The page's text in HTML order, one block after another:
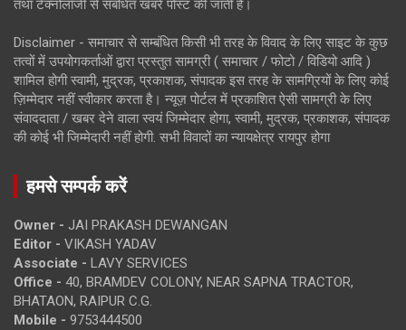
तथा टेक्नोलॉजी से संबंधित खबरें पोस्ट की जाती है।
Disclaimer - समाचार से सम्बंधित किसी भी तरह के विवाद के लिए साइट के कुछ
तत्वों में उपयोगकर्ताओं द्वारा प्रस्तुत सामग्री ( समाचार / फोटो / विडियो आदि )
शामिल होगी स्वामी, मुद्रक, प्रकाशक, संपादक इस तरह के सामग्रियों के लिए कोई
ज़िम्मेदार नहीं स्वीकार करता है। न्यूज़ पोर्टल में प्रकाशित ऐसी सामग्री के लिए
संवाददाता / खबर देने वाला स्वयं जिम्मेदार होगा, स्वामी, मुद्रक, प्रकाशक, संपादक
की कोई भी जिम्मेदारी नहीं होगी. सभी विवादों का न्यायक्षेत्र रायपुर होगा
हमसे सम्पर्क करें
Owner - JAI PRAKASH DEWANGAN
Editor - VIKASH YADAV
Associate - LAVY SERVICES
Office - 40, BRAMDEV COLONY, NEAR SAPNA TRACTOR,
BHATAON, RAIPUR C.G.
Mobile - 9753444500